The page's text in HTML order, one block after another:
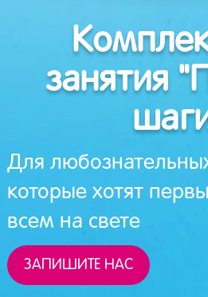
занятия
Для
которые хотят
всем на свете
ЗАПИШИТЕ НАС